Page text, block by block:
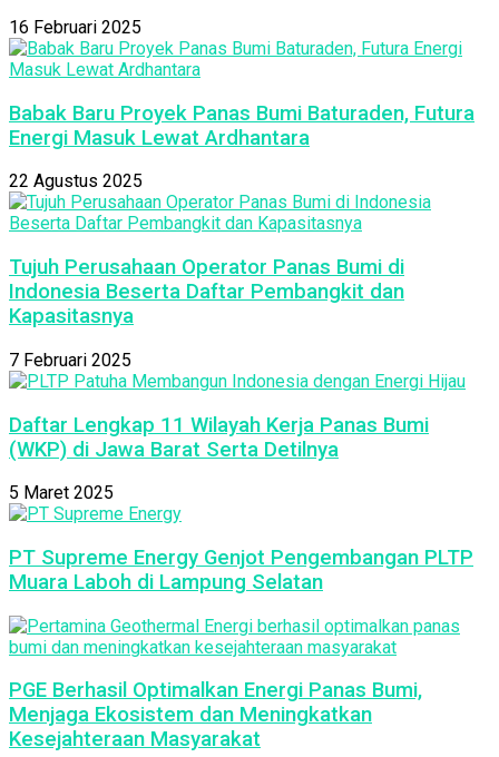
16 Februari 2025
Babak Baru Proyek Panas Bumi Baturaden, Futura
Energi Masuk Lewat Ardhantara
22 Agustus 2025
Tujuh Perusahaan Operator Panas Bumi di
Indonesia Beserta Daftar Pembangkit dan
Kapasitasnya
7 Februari 2025
Daftar Lengkap 11 Wilayah Kerja Panas Bumi
(WKP) di Jawa Barat Serta Detilnya
5 Maret 2025
PT Supreme Energy Genjot Pengembangan PLTP
Muara Laboh di Lampung Selatan
PGE Berhasil Optimalkan Energi Panas Bumi,
Menjaga Ekosistem dan Meningkatkan
Kesejahteraan Masyarakat